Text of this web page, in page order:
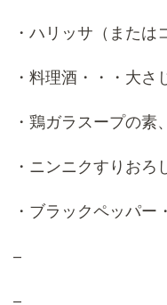
・ハリッサ（また
・料理酒・・・大さ
・鶏ガラスープの
・ニンニクすりおろ
・ブラックペッパー
–
–